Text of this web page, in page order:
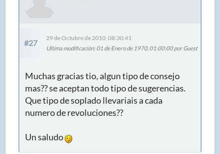
#27
29 de Octubre de 2010, 08:30:41
Ultima modificación: 01 de Enero de 1970, 01:00:00 por Guest
Muchas gracias tio, algun tipo de consejo
mas?? se aceptan todo tipo de sugerencias.
Que tipo de soplado llevariais a cada
numero de revoluciones??
Un saludo